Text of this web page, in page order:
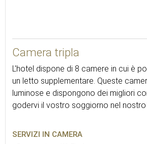
Camera tripla
L'hotel dispone di 8 camere in cui è
un letto supplementare. Queste
luminose e dispongono dei migliori
godervi il vostro soggiorno nel nostro
SERVIZI IN CAMERA